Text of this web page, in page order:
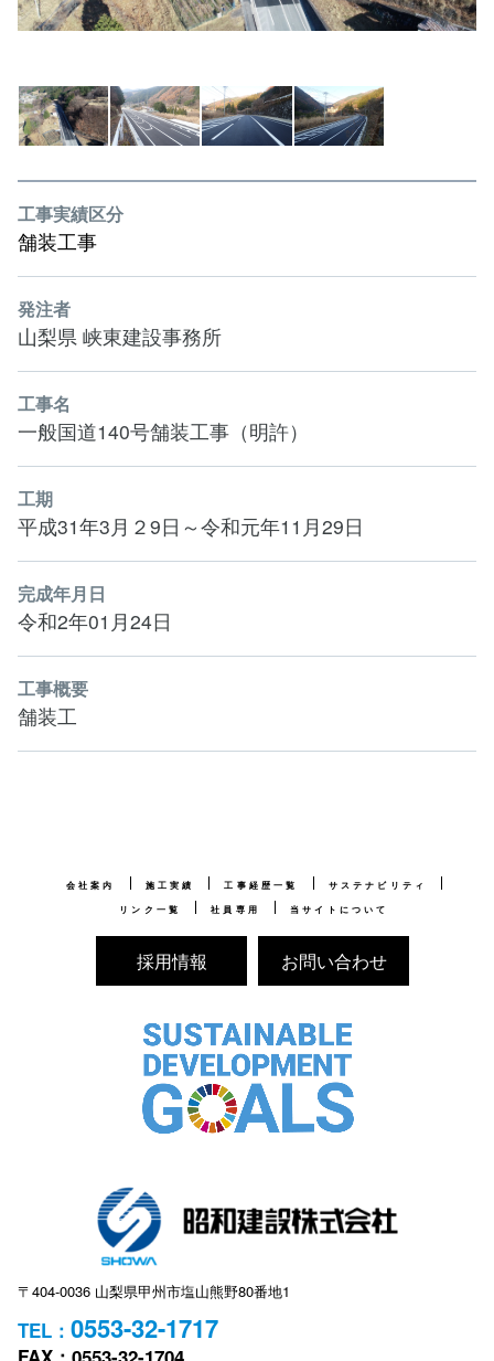
工事実績区分
舗装工事
発注者
山梨県 峡東建設事務所
工事名
一般国道140号舗装工事（明許）
工期
平成31年3月２9日～令和元年11月29日
完成年月日
令和2年01月24日
工事概要
舗装工
会社案内 施工実績 工事経歴一覧
サステナビリティ
リンク一覧
社員専用 当サイトについて
採用情報 お問い合わせ
〒404-0036 山梨県甲州市塩山熊野80番地1
TEL： 0553-32-1717